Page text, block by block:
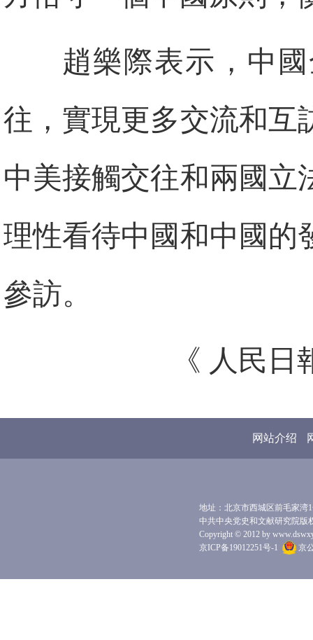
趙樂際表示，中
往，實現更多交流和互
中美接觸交往和兩國立
理性看待中國和中國的
參訪。
《 人民
网站介绍
地址：北京市西城区前毛家湾
中共中央党史和文献研究院版
Copyright © 2012 by
京ICP备19012251号-1
京